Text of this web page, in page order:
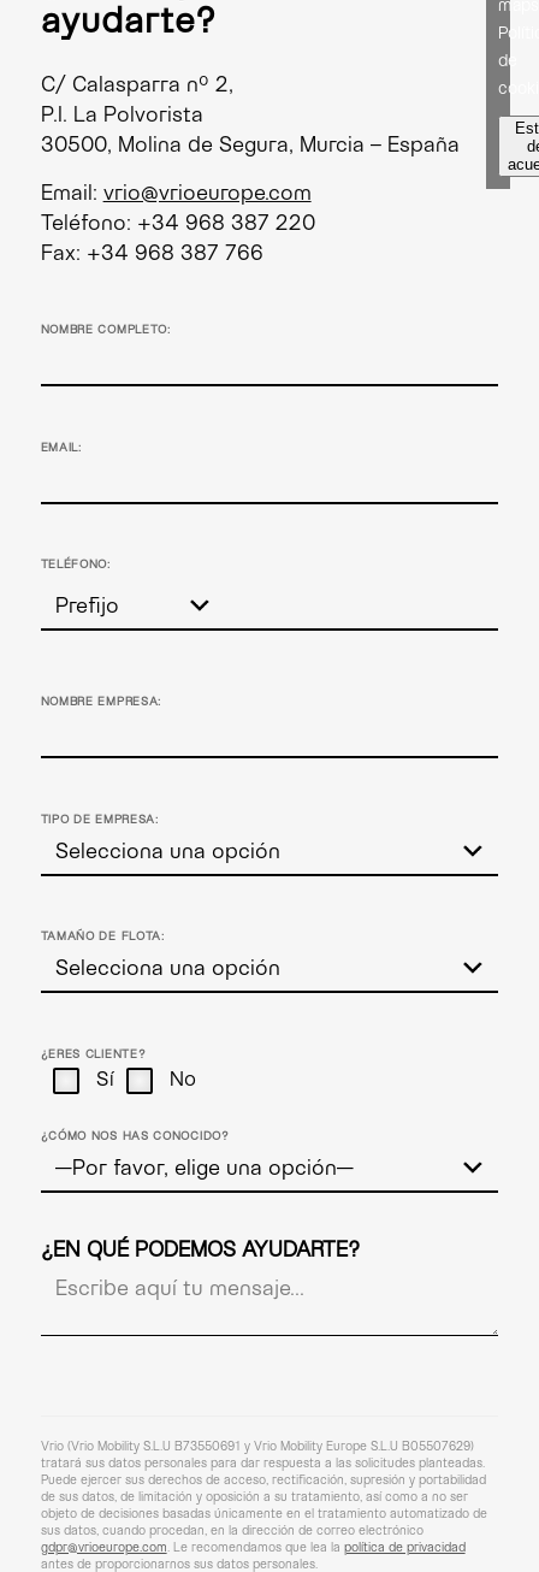
ayudarte?
C/ Calasparra nº 2,
P.I. La Polvorista
30500, Molina de Segura, Murcia – España
Email: vrio@vrioeurope.com
Teléfono: +34 968 387 220
Fax: +34 968 387 766
NOMBRE COMPLETO:
EMAIL:
TELÉFONO:
NOMBRE EMPRESA:
TIPO DE EMPRESA:
TAMAÑO DE FLOTA:
¿ERES CLIENTE?
Sí No
¿CÓMO NOS HAS CONOCIDO?
¿EN QUÉ PODEMOS AYUDARTE?
Vrio (Vrio Mobility S.L.U B73550691 y Vrio Mobility Europe S.L.U B05507629)
tratará sus datos personales para dar respuesta a las solicitudes planteadas.
Puede ejercer sus derechos de acceso, rectificación, supresión y portabilidad
de sus datos, de limitación y oposición a su tratamiento, así como a no ser
objeto de decisiones basadas únicamente en el tratamiento automatizado de
sus datos, cuando procedan, en la dirección de correo electrónico
gdpr@vrioeurope.com . Le recomendamos que lea la política de privacidad
antes de proporcionarnos sus datos personales.
de